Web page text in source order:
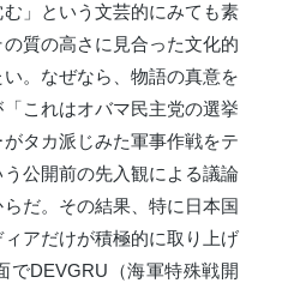
」という文芸的にみても素
質の高さに見合った文化的
。なぜなら、物語の真意を
これはオバマ民主党の選挙
タカ派じみた軍事作戦をテ
公開前の先入観による議論
だ。その結果、特に日本国
アだけが積極的に取り上げ
でDEVGRU（海軍特殊戦開